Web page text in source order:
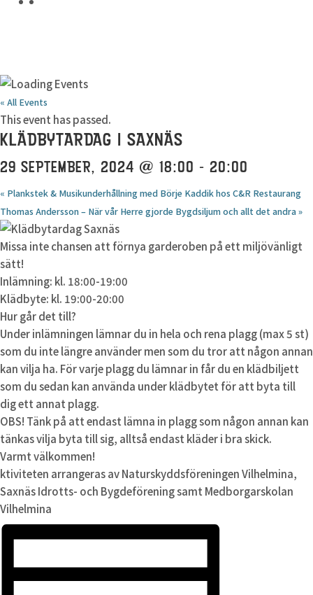
« All Events
This event has passed.
KLÄDBYTARDAG I SAXNÄS
29 SEPTEMBER, 2024 @ 18:00 - 20:00
« Plankstek & Musikunderhållning med Börje Kaddik hos C&R Restaurang
Thomas Andersson – När vår Herre gjorde Bygdsiljum och allt det andra»
Missa inte chansen att förnya garderoben på ett miljövänligt
sätt!
Inlämning: kl. 18:00-19:00
Klädbyte: kl. 19:00-20:00
Hur går det till?
Under inlämningen lämnar du in hela och rena plagg (max 5 st)
som du inte längre använder men som du tror att någon annan
kan vilja ha. För varje plagg du lämnar in får du en klädbiljett
som du sedan kan använda under klädbytet för att byta till
dig ett annat plagg.
OBS! Tänk på att endast lämna in plagg som någon annan kan
tänkas vilja byta till sig, alltså endast kläder i bra skick.
Varmt välkommen!
ktiviteten arrangeras av Naturskyddsföreningen Vilhelmina,
Saxnäs Idrotts- och Bygdeförening samt Medborgarskolan
Vilhelmina